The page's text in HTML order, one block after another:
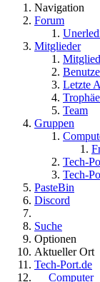
Navigation
Forum
Mitglieder
Letzte
Team
Gruppen
Tech-
Tech-
PasteBin
Discord
Suche
Optionen
Aktueller Ort
Tech-Port.de
Computer